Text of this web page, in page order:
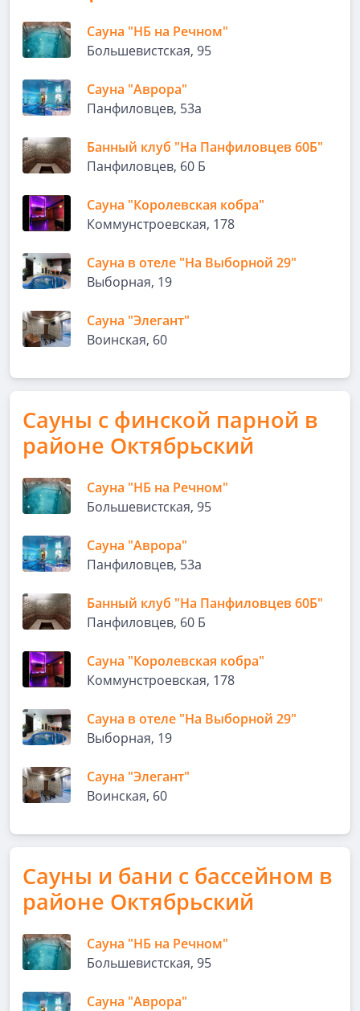
Сауна "НБ на Речном"
Большевистская, 95
Сауна "Аврора"
Панфиловцев, 53а
Банный клуб "На Панфиловцев 60Б"
Панфиловцев, 60 Б
Сауна "Королевская кобра"
Коммунстроевская, 178
Сауна в отеле "На Выборной 29"
Выборная, 19
Сауна "Элегант"
Воинская, 60
Сауны с финской парной в
районе Октябрьский
Сауна "НБ на Речном"
Большевистская, 95
Сауна "Аврора"
Панфиловцев, 53а
Банный клуб "На Панфиловцев 60Б"
Панфиловцев, 60 Б
Сауна "Королевская кобра"
Коммунстроевская, 178
Сауна в отеле "На Выборной 29"
Выборная, 19
Сауна "Элегант"
Воинская, 60
Сауны и бани с бассейном в
районе Октябрьский
Сауна "НБ на Речном"
Большевистская, 95
Сауна "Аврора"